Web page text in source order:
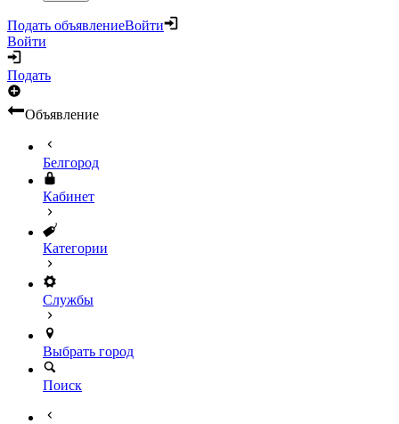
Подать объявлениеВойти
Войти
Подать
Объявление
Белгород
Кабинет
Категории
Службы
Выбрать город
Поиск